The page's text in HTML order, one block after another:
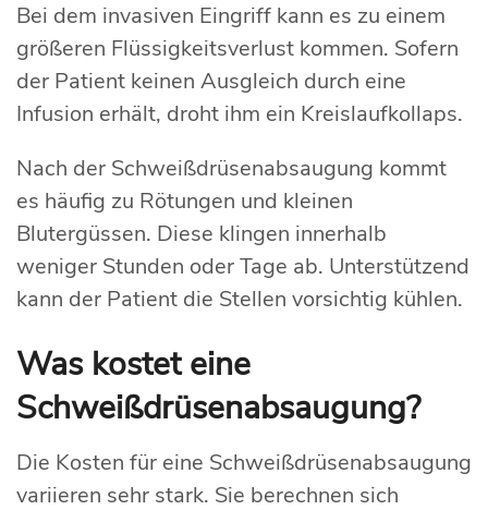
Bei dem invasiven Eingriff kann es zu einem
größeren Flüssigkeitsverlust kommen. Sofern
der Patient keinen Ausgleich durch eine
Infusion erhält, droht ihm ein Kreislaufkollaps.
Nach der Schweißdrüsenabsaugung kommt
es häufig zu Rötungen und kleinen
Blutergüssen. Diese klingen innerhalb
weniger Stunden oder Tage ab. Unterstützend
kann der Patient die Stellen vorsichtig kühlen.
Was kostet eine
Schweißdrüsenabsaugung?
Die Kosten für eine Schweißdrüsenabsaugung
variieren sehr stark. Sie berechnen sich